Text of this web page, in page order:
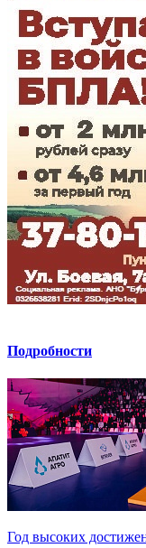
Подробности
Год высоких